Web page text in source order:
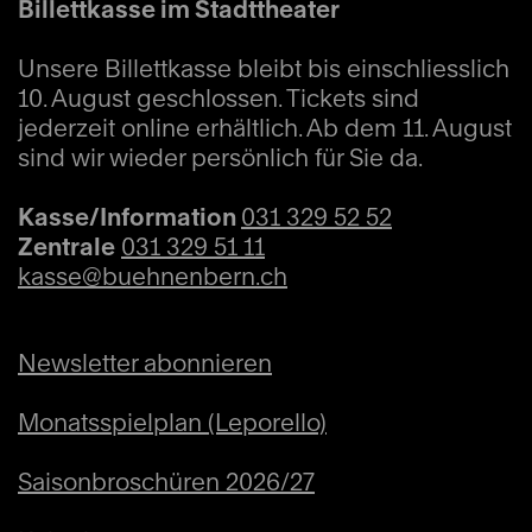
und die COVID-19-Pandemie. Es geht um
Resilienz, Regeneration und Hoffnung für die
Menschheit. Die ersten vier Sätze
thematisieren umweltbezogene Themen
wie den Ozean, das Artensterben und das
biologische Leben im Central Park. «Crying,
Together» bildet den emotionalen Kern des
Trauer und Verbundenheit. In «Follow the
Regeneration und des unerschöpflichen
Appell an die Menschheit und Ausdruck der
Billettkasse im Stadttheater
Unsere Billettkasse bleibt bis einschliesslich
10. August geschlossen. Tickets sind
jederzeit online erhältlich. Ab dem 11. August
sind wir wieder persönlich für Sie da.
Kasse/Information 031 329 52 52
Zentrale 031 329 51 11
kasse@buehnenbern.ch
Newsletter abonnieren
Monatsspielplan (Leporello)
Saisonbroschüren 2026/27